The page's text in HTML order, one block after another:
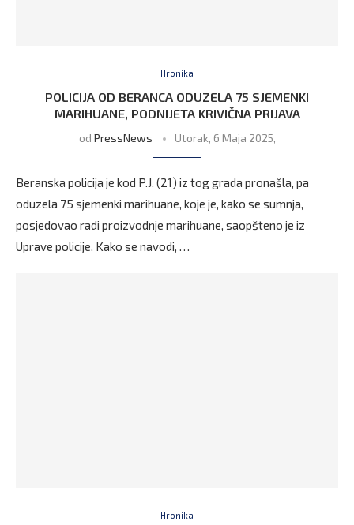
Hronika
POLICIJA OD BERANCA ODUZELA 75 SJEMENKI
MARIHUANE, PODNIJETA KRIVIČNA PRIJAVA
od PressNews Utorak, 6 Maja 2025,
Beranska policija je kod P.J. (21) iz tog grada pronašla, pa
oduzela 75 sjemenki marihuane, koje je, kako se sumnja,
posjedovao radi proizvodnje marihuane, saopšteno je iz
Uprave policije. Kako se navodi, …
Hronika